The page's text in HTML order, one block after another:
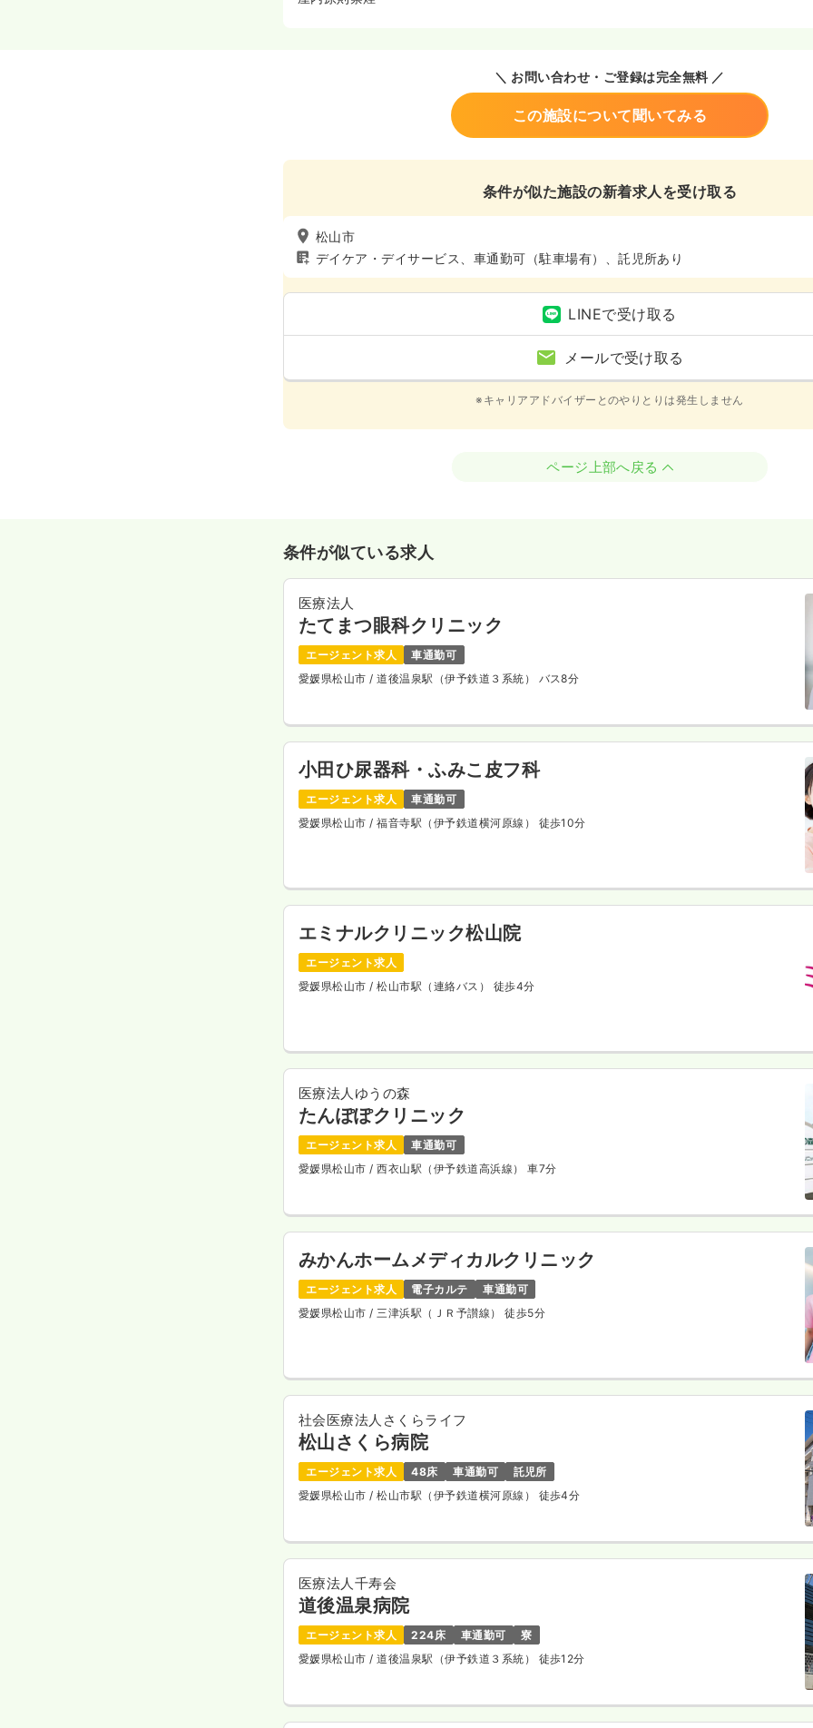
＼ お問い合わせ・ご登録は完全無料 ／
この施設について聞いてみる
条件が似た施設の新着求人を受け取る
松山市
デイケア・デイサービス、車通勤可（駐車場有）、託児所あり
LINEで受け取る
メールで受け取る
※キャリアアドバイザーとのやりとりは発生しません
ページ上部へ戻る
条件が似ている求人
医療法人
たてまつ眼科クリニック
エージェント求人
車通勤可
愛媛県松山市 / 道後温泉駅（伊予鉄道３系統） バス8分
小田ひ尿器科・ふみこ皮フ科
エージェント求人
車通勤可
愛媛県松山市 / 福音寺駅（伊予鉄道横河原線） 徒歩10分
エミナルクリニック松山院
エージェント求人
愛媛県松山市 / 松山市駅（連絡バス） 徒歩4分
医療法人ゆうの森
たんぽぽクリニック
エージェント求人
車通勤可
愛媛県松山市 / 西衣山駅（伊予鉄道高浜線） 車7分
みかんホームメディカルクリニック
エージェント求人 電子カルテ
車通勤可
愛媛県松山市 / 三津浜駅（ＪＲ予讃線） 徒歩5分
社会医療法人さくらライフ
松山さくら病院
エージェント求人 48床 車通勤可
託児所
愛媛県松山市 / 松山市駅（伊予鉄道横河原線） 徒歩4分
医療法人千寿会
道後温泉病院
エージェント求人 224床 車通勤可
寮
愛媛県松山市 / 道後温泉駅（伊予鉄道３系統） 徒歩12分